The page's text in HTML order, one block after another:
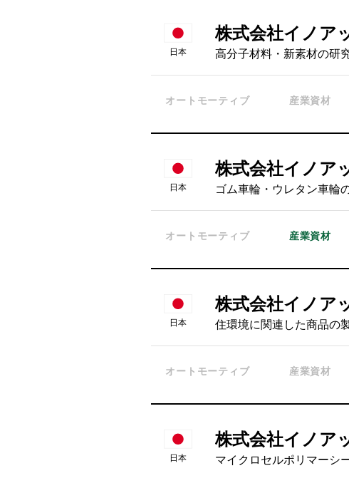
日本
株式会社イノア
高分子材料・新素材の研
オートモーティブ 産業資材
日本
株式会社イノア
ゴム車輪・ウレタン車輪
オートモーティブ 産業資材
日本
株式会社イノア
住環境に関連した商品の
オートモーティブ 産業資材
日本
株式会社イノア
マイクロセルポリマーシ